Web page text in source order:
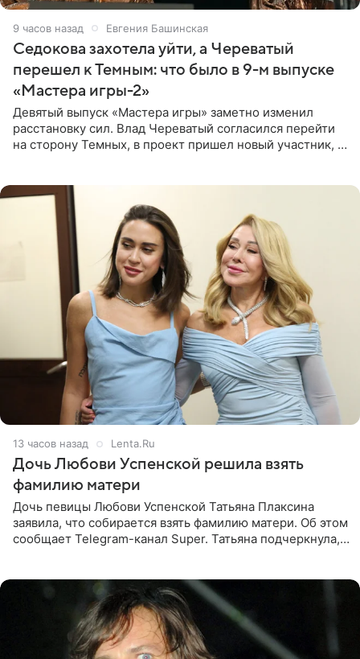
9 часов назад Евгения Башинская
Седокова захотела уйти, а Череватый
перешел к Темным: что было в 9-м выпуске
«Мастера игры-2»
Девятый выпуск «Мастера игры» заметно изменил
расстановку сил. Влад Череватый согласился перейти
на сторону Темных, в проект пришел новый участник, а
13 часов назад Lenta.Ru
Дочь Любови Успенской решила взять
фамилию матери
Дочь певицы Любови Успенской Татьяна Плаксина
заявила, что собирается взять фамилию матери. Об этом
сообщает Telegram-канал Super. Татьяна подчеркнула,